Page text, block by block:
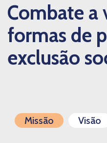
Combate a
formas de
exclusão
Missão Visão